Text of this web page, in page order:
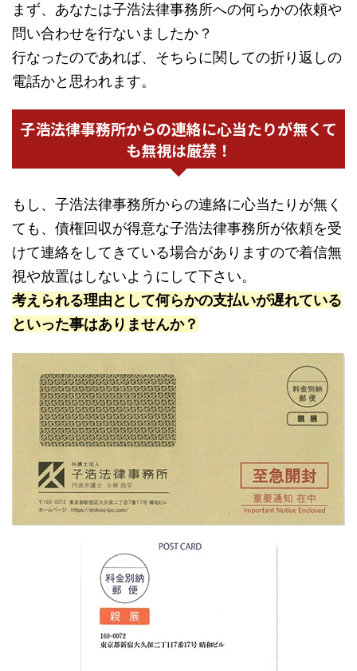
まず、あなたは子浩法律事務所への何らかの依頼や
問い合わせを行ないましたか？
行なったのであれば、そちらに関しての折り返しの
電話かと思われます。
子浩法律事務所からの連絡に心当たりが無くて
も無視は厳禁！
もし、子浩法律事務所からの連絡に心当たりが無く
ても、債権回収が得意な子浩法律事務所が依頼を受
けて連絡をしてきている場合がありますので着信無
視や放置はしないようにして下さい。
考えられる理由として何らかの支払いが遅れている
といった事はありませんか？